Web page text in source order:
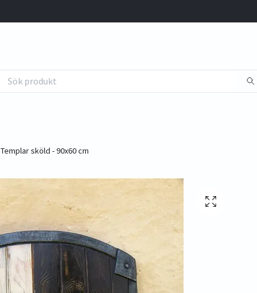
Templar sköld - 90x60 cm